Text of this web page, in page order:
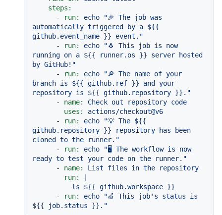
steps:
-
run: echo
"🎉 The job was
automatically triggered by a ${{
github.event_name }} event."
-
run: echo
"🐧 This job is now
running on a ${{ runner.os }} server hosted
by GitHub!"
-
run: echo
"🔎 The name of your
branch is ${{ github.ref }} and your
repository is ${{ github.repository }} ."
-
name: Check out repository code
uses:
actions/checkout@v6
-
run: echo "💡 The ${{
github.repository }} repository has been
cloned to the runner."
-
run: echo
"🖥️ The workflow is now
ready to test your code on the runner."
-
name: List files in the
repository
run:
-
run: echo
"🍏 This job's status is
${{ job.status }} ."